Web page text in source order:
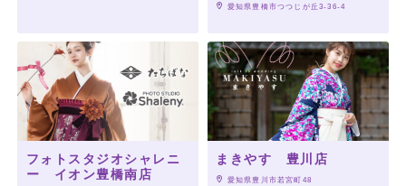
愛知県豊橋市つつじが丘3-36-4
フォトスタジオシャレニ
ー イオン豊橋南店
まきやす 豊川店
愛知県豊川市若宮町48